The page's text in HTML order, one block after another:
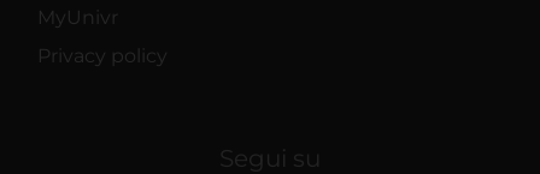
MyUnivr
Privacy policy
Segui su